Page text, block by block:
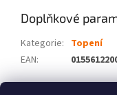
Doplňkové
Kategorie: Topení
EAN: